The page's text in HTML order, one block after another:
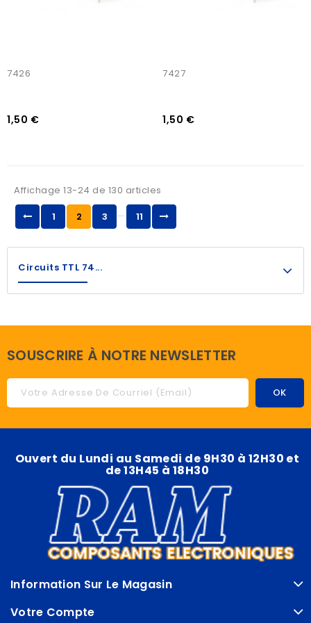
7426
1,50 €
7427
1,50 €
Affichage 13-24 de 130 articles
1
2 3 … 11
Circuits TTL 74...
SOUSCRIRE À NOTRE NEWSLETTER
Ouvert du Lundi au Samedi de 9H30 à 12H30 et
de 13H45 à 18H30
Information Sur Le Magasin
Votre Compte